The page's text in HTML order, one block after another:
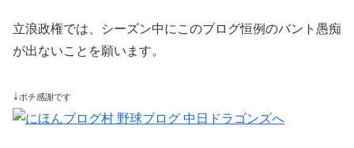
立浪政権では、シーズン中にこのブログ恒例のバント愚痴
が出ないことを願います。
↓ ポチ感謝です